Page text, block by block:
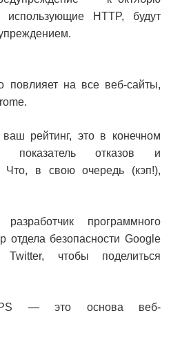
HTTP, будут
повлияет на все веб-сайты,
рейтинг, это в конечном
показатель отказов и
Что, в свою очередь (кэп!),
программного
отдела безопасности Google
чтобы поделиться
— это основа веб-